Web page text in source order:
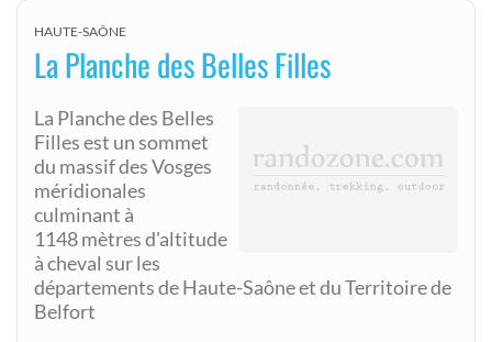
HAUTE-SAÔNE
La Planche des Belles Filles
La Planche des Belles
Filles est un sommet
du massif des Vosges
méridionales
culminant à
1148 mètres d'altitude
à cheval sur les
départements de Haute-Saône et du Territoire de
Belfort